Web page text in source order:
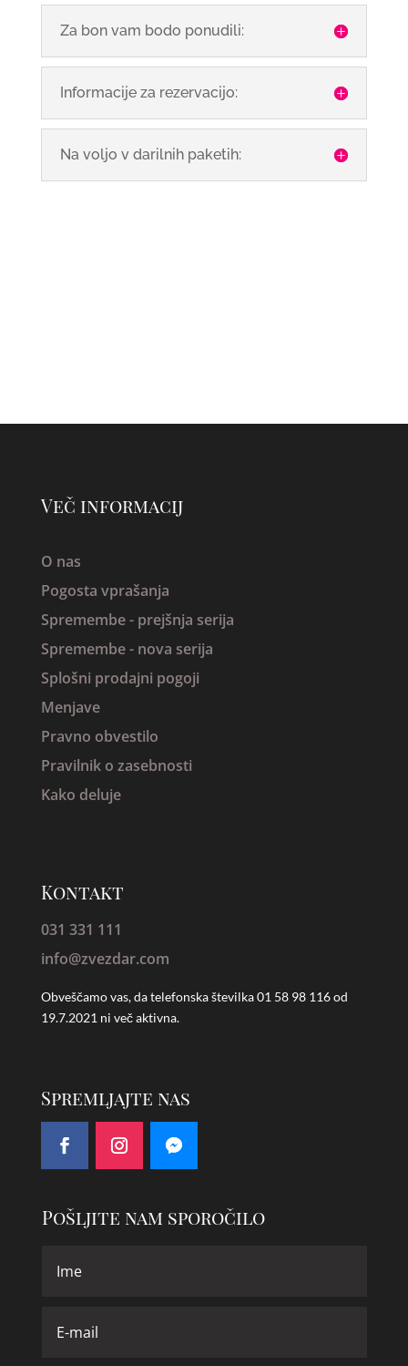
Za bon vam bodo ponudili:
Informacije za rezervacijo:
Na voljo v darilnih paketih:
Več informacij
O nas
Pogosta vprašanja
Spremembe - prejšnja serija
Spremembe - nova serija
Splošni prodajni pogoji
Menjave
Pravno obvestilo
Pravilnik o zasebnosti
Kako deluje
Kontakt
031 331 111
info@zvezdar.com
Obveščamo vas, da telefonska številka01 58 98 116 od
19.7.2021 ni več aktivna.
Spremljajte nas
Pošljite nam sporočilo